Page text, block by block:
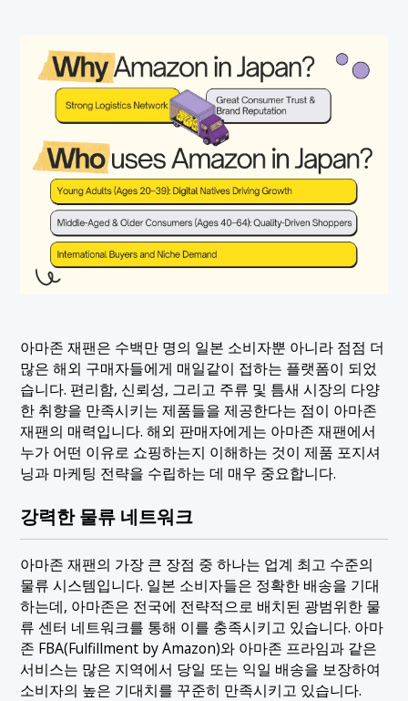
아마존 재팬은 수백만 명의 일본 소비자뿐 아니라 점점 더
많은 해외 구매자들에게 매일같이 접하는 플랫폼이 되었
습니다. 편리함, 신뢰성, 그리고 주류 및 틈새 시장의 다양
한 취향을 만족시키는 제품들을 제공한다는 점이 아마존
재팬의 매력입니다. 해외 판매자에게는 아마존 재팬에서
누가 어떤 이유로 쇼핑하는지 이해하는 것이 제품 포지셔
닝과 마케팅 전략을 수립하는 데 매우 중요합니다.
강력한 물류 네트워크
아마존 재팬의 가장 큰 장점 중 하나는 업계 최고 수준의
물류 시스템입니다. 일본 소비자들은 정확한 배송을 기대
하는데, 아마존은 전국에 전략적으로 배치된 광범위한 물
류 센터 네트워크를 통해 이를 충족시키고 있습니다. 아마
존 FBA(Fulfillment by Amazon)와 아마존 프라임과 같은
서비스는 많은 지역에서 당일 또는 익일 배송을 보장하여
소비자의 높은 기대치를 꾸준히 만족시키고 있습니다.